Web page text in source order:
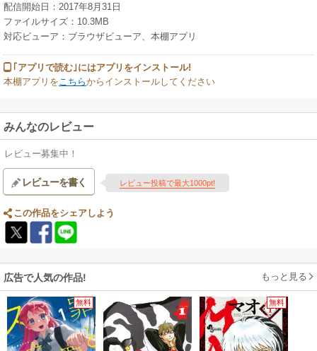
配信開始日：2017年8月31日
ファイルサイズ：10.3MB
対応ビューア：ブラウザビューア、本棚アプリ
｢アプリで読む｣にはアプリをインストール!
本棚アプリを こちらからインストールしてください
みんなのレビュー
レビュー募集中！
レビューを書く レビュー投稿で最大1000pt!
この作品をシェアしよう
広告で人気の作品! もっと見る
無料 無料